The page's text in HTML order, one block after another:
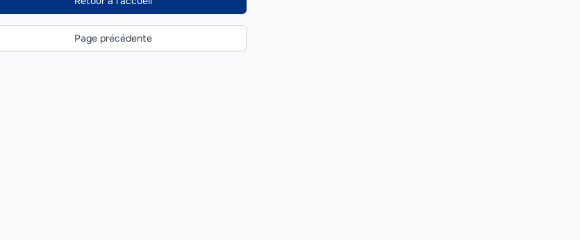
Page précédente